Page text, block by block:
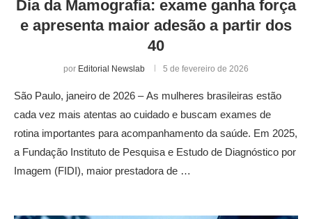
Dia da Mamografia: exame ganha força
e apresenta maior adesão a partir dos
40
por Editorial Newslab 5 de fevereiro de 2026
São Paulo, janeiro de 2026 – As mulheres brasileiras estão
cada vez mais atentas ao cuidado e buscam exames de
rotina importantes para acompanhamento da saúde. Em 2025,
a Fundação Instituto de Pesquisa e Estudo de Diagnóstico por
Imagem (FIDI), maior prestadora de …